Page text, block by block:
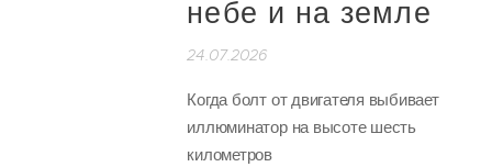
небе и на земле
24.07.2026
Когда болт от двигателя выбивает
иллюминатор на высоте шесть
километров